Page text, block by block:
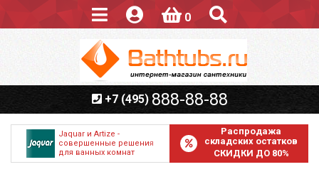
0
+7 (495) 888-88-88
Распродажа
складских остатков
СКИДКИ ДО 80%
Jaquar и Artize -
совершенные решения
для ванных комнат